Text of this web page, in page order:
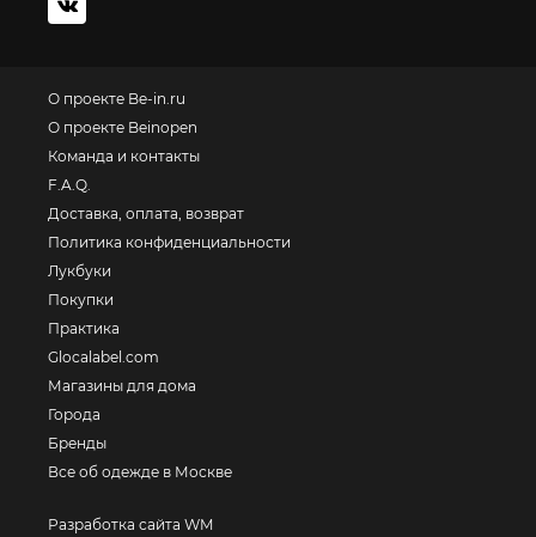
О проекте Be-in.ru
О проекте Beinopen
Команда и контакты
F.A.Q.
Доставка, оплата, возврат
Политика конфиденциальности
Лукбуки
Покупки
Практика
Glocalabel.com
Магазины для дома
Города
Бренды
Все об одежде в Москве
Разработка сайта WM